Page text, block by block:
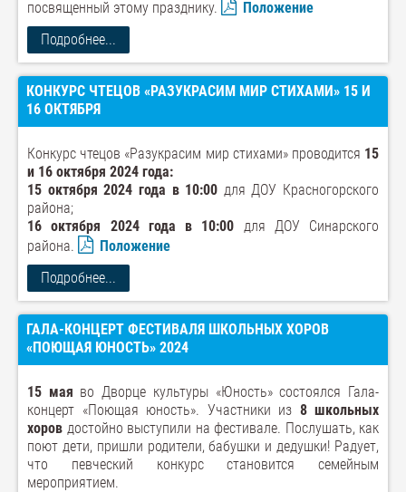
посвященный этому празднику.
Положение
Подробнее...
КОНКУРС ЧТЕЦОВ «РАЗУКРАСИМ МИР СТИХАМИ» 15 И
16 ОКТЯБРЯ
Конкурс чтецов «Разукрасим мир стихами» проводится 15
и 16 октября 2024 года:
15 октября 2024 года в 10:00 для ДОУ Красногорского
района;
16 октября 2024 года в 10:00 для ДОУ Синарского
района.
Положение
Подробнее...
ГАЛА-КОНЦЕРТ ФЕСТИВАЛЯ ШКОЛЬНЫХ ХОРОВ
«ПОЮЩАЯ ЮНОСТЬ» 2024
15 мая во Дворце культуры «Юность» состоялся Гала-
концерт «Поющая юность». Участники из 8 школьных
хоров достойно выступили на фестивале. Послушать, как
поют дети, пришли родители, бабушки и дедушки! Радует,
что певческий конкурс становится семейным
мероприятием.